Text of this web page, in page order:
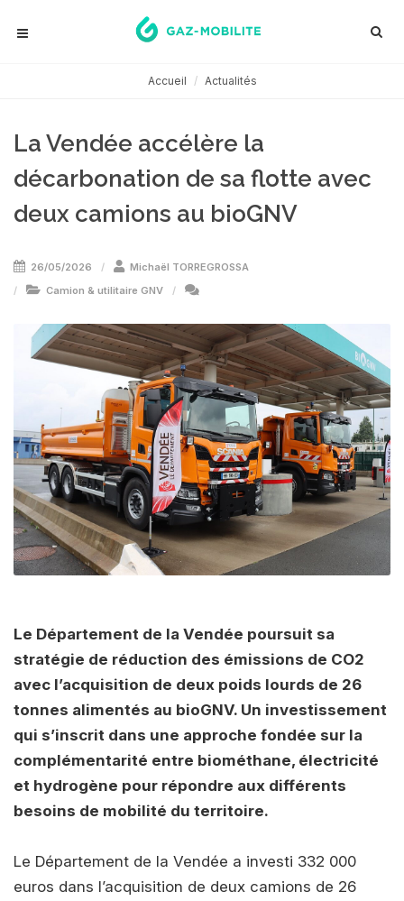
Accueil Actualités
La Vendée accélère la
décarbonation de sa flotte avec
deux camions au bioGNV
26/05/2026
Michaël TORREGROSSA
Camion & utilitaire GNV
Le Département de la Vendée poursuit sa
stratégie de réduction des émissions de CO2
avec l’acquisition de deux poids lourds de 26
tonnes alimentés au bioGNV. Un investissement
qui s’inscrit dans une approche fondée sur la
complémentarité entre biométhane, électricité
et hydrogène pour répondre aux différents
besoins de mobilité du territoire.
Le Département de la Vendée a investi 332 000
euros dans l’acquisition de deux camions de 26